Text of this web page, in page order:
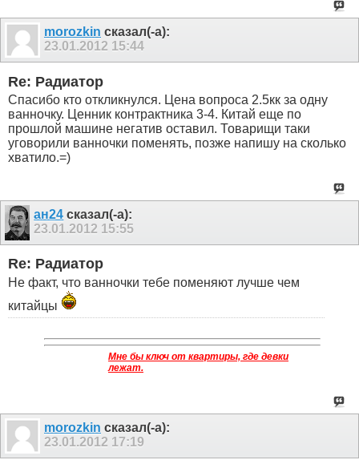
morozkin сказал(-а):
23.01.2012 15:44
Re: Радиатор
Спасибо кто откликнулся. Цена вопроса 2.5кк за одну
ванночку. Ценник контрактника 3-4. Китай еще по
прошлой машине негатив оставил. Товарищи таки
уговорили ванночки поменять, позже напишу на сколько
хватило.=)
ан24 сказал(-а):
23.01.2012 15:55
Re: Радиатор
Не факт, что ванночки тебе поменяют лучше чем
китайцы
Мне бы ключ от квартиры, где девки
лежат.
morozkin сказал(-а):
23.01.2012 17:19